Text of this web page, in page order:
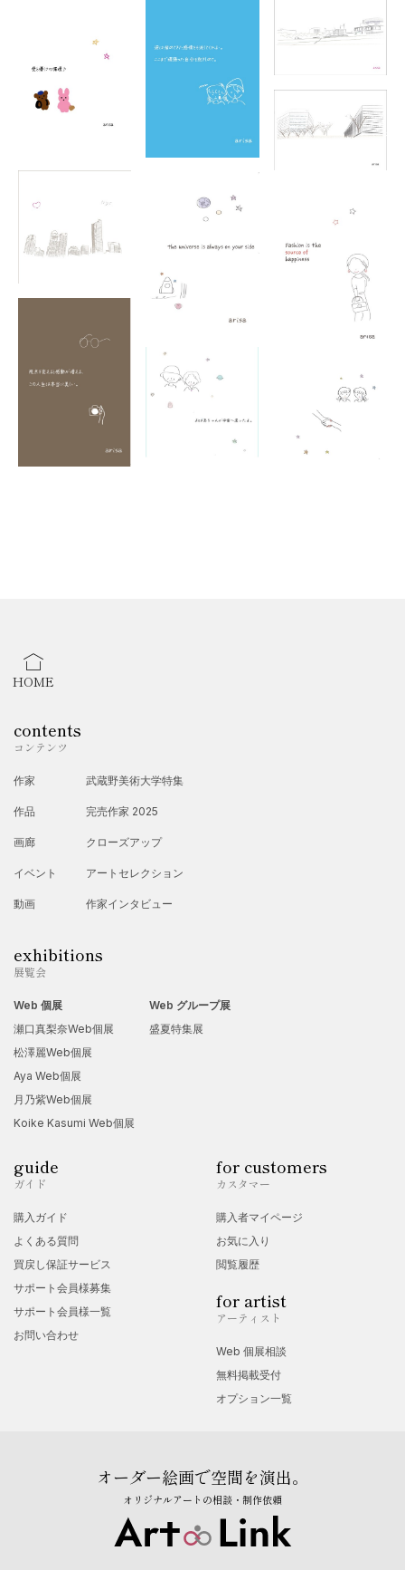
オラクルカードプロジェクトに参加
2023年7月
初個展「余白を紡ぐ世界」開催
2024年1月〜2月
国内各地にて個展開催
（東京・鎌倉・奈良・広島・岡山）
2025年3月・5月
COLORS Art Award Exhibition 出展
（ロサンゼルス／アメリカ）
2026年2月（予定）
第31回 日本の美術 展覧会 出展
HOME
contents
コンテンツ
作家
作品
画廊
イベント
動画
武蔵野美術大学特集
完売作家 2025
クローズアップ
アートセレクション
作家インタビュー
exhibitions
展覧会
Web 個展
瀬口真梨奈Web個展
松澤麗Web個展
Aya Web個展
月乃紫Web個展
Koike Kasumi Web個展
Web グループ展
盛夏特集展
guide
ガイド
購入ガイド
よくある質問
買戻し保証サービス
サポート会員様募集
サポート会員様一覧
お問い合わせ
for customers
カスタマー
購入者マイページ
お気に入り
閲覧履歴
for artist
アーティスト
Web 個展相談
無料掲載受付
オプション一覧
オーダー絵画で空間を演出。
オリジナルアートの相談・制作依頼